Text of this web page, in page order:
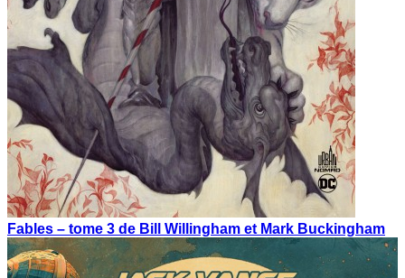
Fables – tome 3 de Bill Willingham et Mark Buckingham